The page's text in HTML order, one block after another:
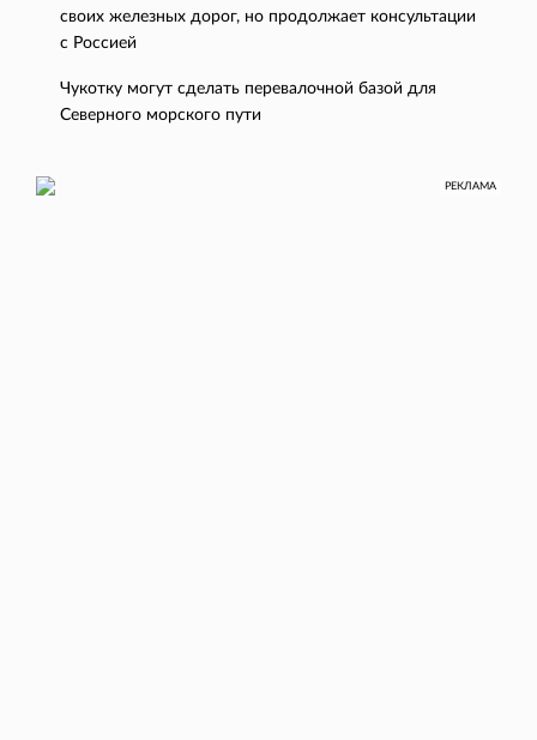
своих железных дорог, но продолжает консультации
с Россией
Чукотку могут сделать перевалочной базой для
Северного морского пути
РЕКЛАМА